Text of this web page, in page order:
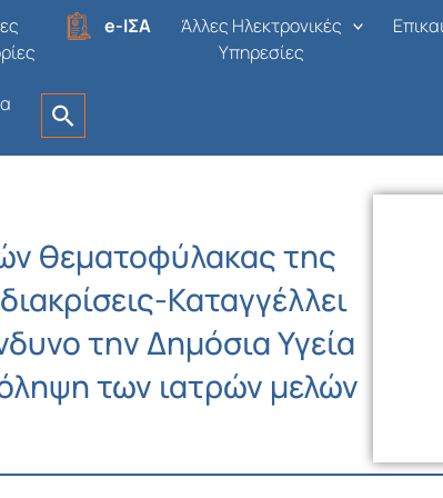
e-ΙΣΑ
Άλλες Ηλεκτρονικές
Υπηρεσίες
θεματοφύλακας της
Καταγγέλλει
την Δημόσια Υγεία
των ιατρών μελών